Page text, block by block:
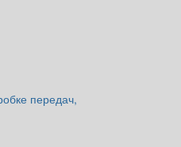
передач,